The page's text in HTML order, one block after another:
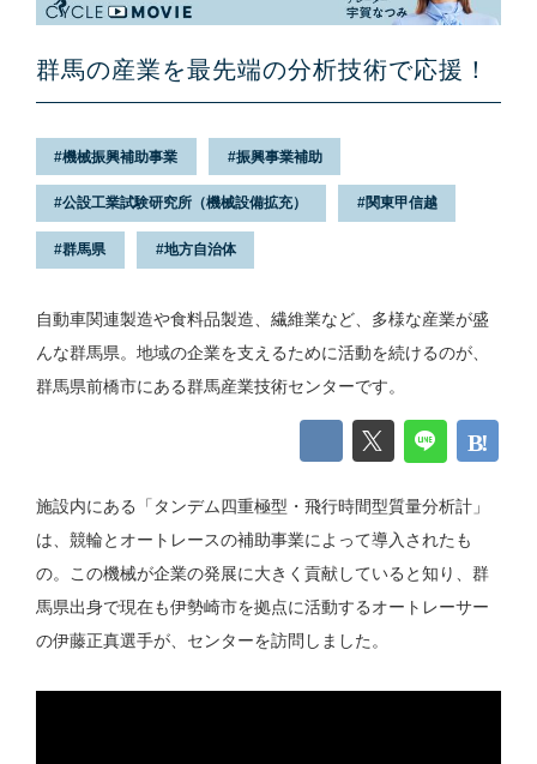
群馬の産業を最先端の分析技術で応援！
機械振興補助事業 振興事業補助
公設工業試験研究所（機械設備拡充） 関東甲信越
群馬県 地方自治体
自動車関連製造や食料品製造、繊維業など、多様な産業が盛
んな群馬県。地域の企業を支えるために活動を続けるのが、
群馬県前橋市にある群馬産業技術センターです。
施設内にある「タンデム四重極型・飛行時間型質量分析計」
は、競輪とオートレースの補助事業によって導入されたも
の。この機械が企業の発展に大きく貢献していると知り、群
馬県出身で現在も伊勢崎市を拠点に活動するオートレーサー
の伊藤正真選手が、センターを訪問しました。